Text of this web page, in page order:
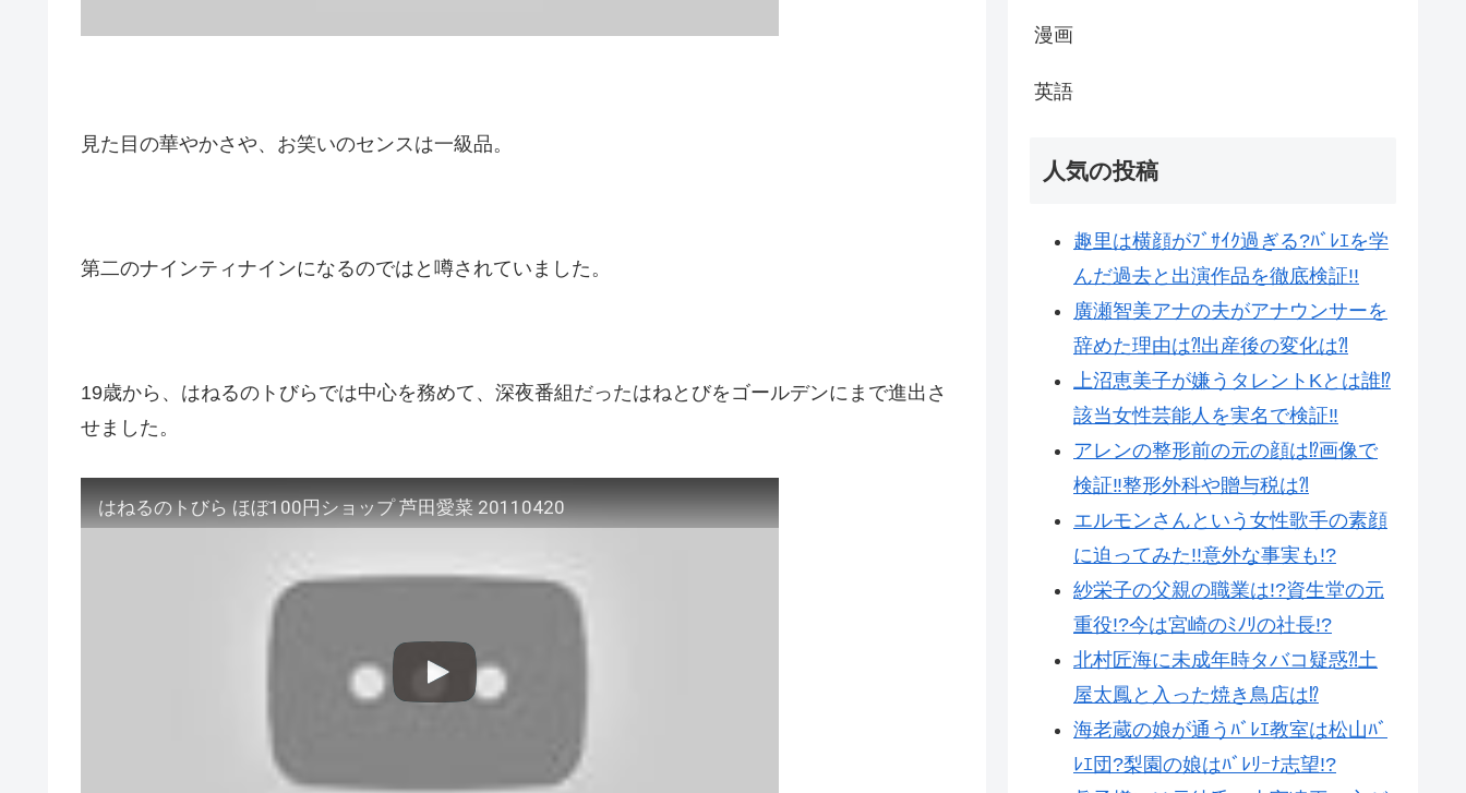
見た目の華やかさや、お笑いのセンスは一級品。
第二のナインティナインになるのではと噂されていました。
19歳から、はねるのトびらでは中心を務めて、深夜番組だったはねとびをゴールデンにまで進出さ
せました。
はねるのトびら ほぼ100円ショップ 芦田愛菜 20110420
漫画
英語
人気の投稿
趣里は横顔がﾌﾞｻｲｸ過ぎる?ﾊﾞﾚｴを学
んだ過去と出演作品を徹底検証!!
廣瀬智美アナの夫がアナウンサーを
辞めた理由は⁈出産後の変化は⁈
上沼恵美子が嫌うタレントKとは誰⁉︎
該当女性芸能人を実名で検証‼︎
アレンの整形前の元の顔は⁉︎画像で
検証‼︎整形外科や贈与税は⁈
エルモンさんという女性歌手の素顔
に迫ってみた!!意外な事実も!?
紗栄子の父親の職業は!?資生堂の元
重役!?今は宮崎のﾐﾉﾘの社長!?
北村匠海に未成年時タバコ疑惑⁈土
屋太鳳と入った焼き鳥店は⁉︎
海老蔵の娘が通うﾊﾞﾚｴ教室は松山ﾊﾞ
ﾚｴ団?梨園の娘はﾊﾞﾚﾘｰﾅ志望!?